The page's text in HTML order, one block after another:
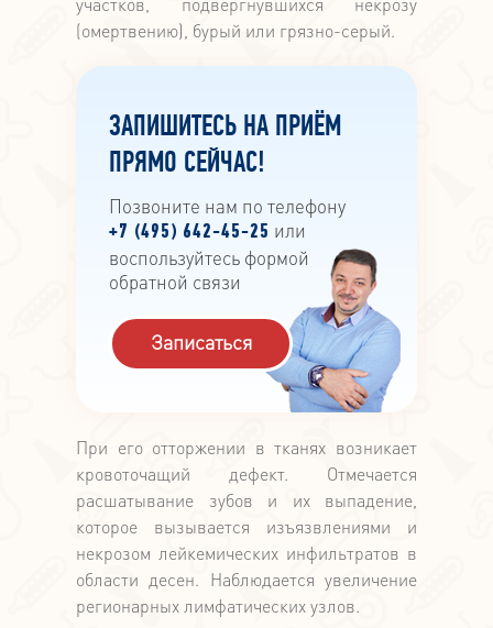
(омертвению), бурый или грязно-серый.
ЗАПИШИТЕСЬ НА ПРИЁМ
ПРЯМО СЕЙЧАС!
Позвоните нам по телефону
+7 (495) 642-45-25 или
воспользуйтесь формой
обратной связи
Записаться
При его отторжении в тканях возникает
кровоточащий дефект. Отмечается
расшатывание зубов и их выпадение,
которое вызывается изъязвлениями и
некрозом лейкемических инфильтратов в
области десен. Наблюдается увеличение
регионарных лимфатических узлов.